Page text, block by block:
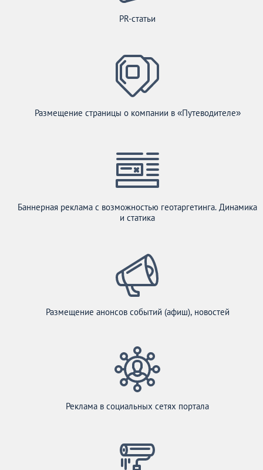
PR-статьи
Размещение страницы о компании в «Путеводителе»
Баннерная реклама с возможностью геотаргетинга. Динамика
и статика
Размещение анонсов событий (афиш), новостей
Реклама в социальных сетях портала